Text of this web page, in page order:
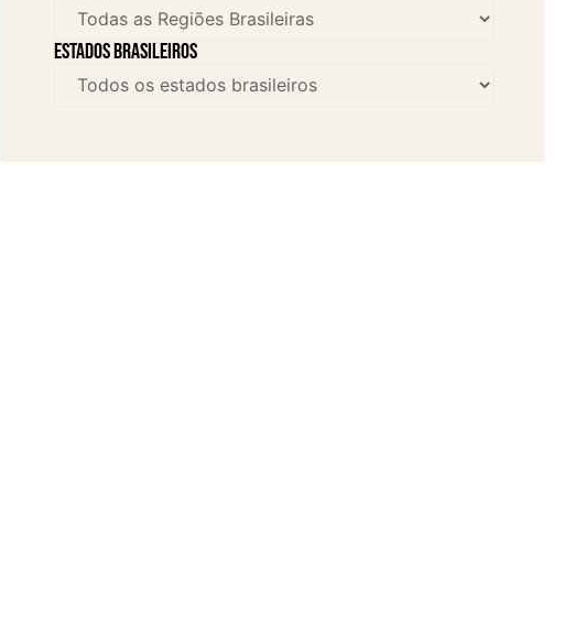
Estados brasileiros